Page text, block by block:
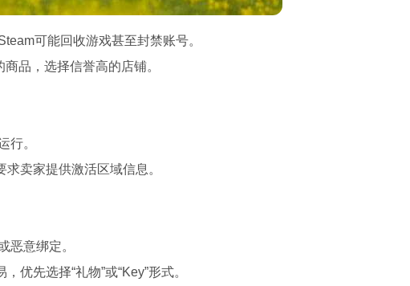
可能回收游戏甚至封禁账号。
品，选择信誉高的店铺。
行。
求卖家提供激活区域信息。
恶意绑定。
优先选择“礼物”或“Key”形式。